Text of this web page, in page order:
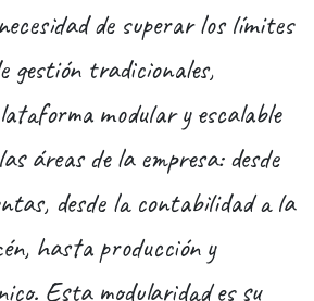
de superar los límites
gestión tradicionales,
modular y escalable
áreas de la empresa: desde
desde la contabilidad a la
hasta producción y
Esta modularidad es su